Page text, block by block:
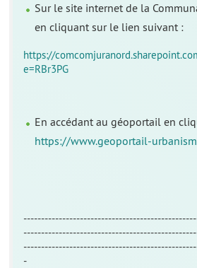
Sur le site internet de la
en cliquant sur le lien suivant :
https://
e=RBr3PG
En accédant au géoportail en
https://www.geoportail-
-